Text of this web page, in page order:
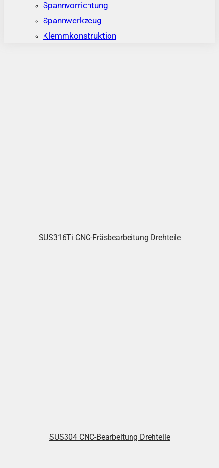
Spannvorrichtung
Spannwerkzeug
Klemmkonstruktion
SUS316Ti CNC-Fräsbearbeitung Drehteile
SUS304 CNC-Bearbeitung Drehteile